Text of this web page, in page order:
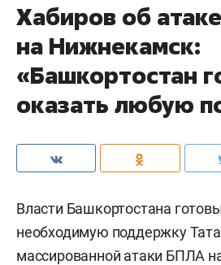
Хабиров об атаке
на Нижнекамск:
«Башкортостан
оказать любую
Власти Башкортостана
необходимую поддержку
массированной атаки БПЛА